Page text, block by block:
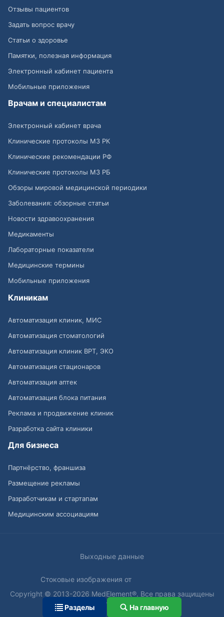
Отзывы пациентов
Задать вопрос врачу
Статьи о здоровье
Памятки, полезная информация
Электронный кабинет пациента
Мобильные приложения
Врачам и специалистам
Электронный кабинет врача
Клинические протоколы МЗ РК
Клинические рекомендации РФ
Клинические протоколы МЗ РБ
Обзоры мировой медицинской периодики
Заболевания: обзорные статьи
Новости здравоохранения
Медикаменты
Лабораторные показатели
Медицинские термины
Мобильные приложения
Клиникам
Автоматизация клиник, МИС
Автоматизация стоматологий
Автоматизация клиник ВРТ, ЭКО
Автоматизация стационаров
Автоматизация аптек
Автоматизация блока питания
Реклама и продвижение клиник
Разработка сайта клиники
Для бизнеса
Партнёрство, франшиза
Размещение рекламы
Разработчикам и стартапам
Медицинским ассоциациям
Выходные данные
Стоковые изображения от
Copyright © 2013-2026 MedElement®. Все права защищены
18+
Разделы На главную